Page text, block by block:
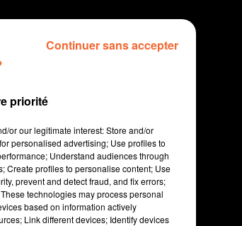
tablée à
des
13 min 4 sec
priorité
or our legitimate interest: Store and/or
personalised advertising; Use profiles to
Understand audiences through
Create profiles to personalise content; Use
prevent and detect fraud, and fix errors;
technologies may process personal
based on information actively
Link different devices; Identify devices
Continuer sans accepter